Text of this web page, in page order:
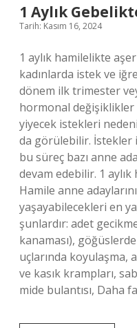
1 Aylık
Tarih: Kasım 16, 2024
1 aylık hamilelikte
kadınlarda istek ve
dönem ilk trimester
hormonal değişiklikler
yiyecek istekleri
da görülebilir. İstekler
bu süreç bazı anne
devam edebilir. 1
Hamile anne
yaşayabilecekleri en
şunlardır: adet
kanaması),
uçlarında koyulaşma,
ve kasık krampları,
mide bulantısı, Daha